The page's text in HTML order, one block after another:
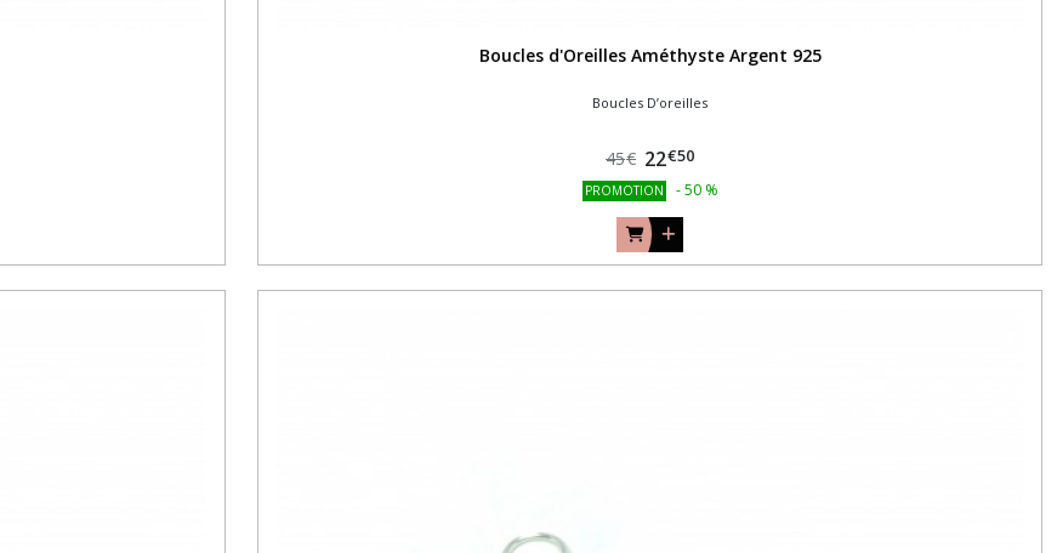
Boucles d'Oreilles Améthyste Argent 925
Boucles D’oreilles
45€ 22€50
PROMOTION - 50 %